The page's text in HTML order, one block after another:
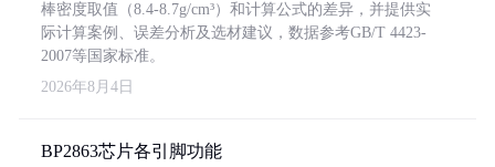
棒密度取值（8.4-8.7g/cm³）和计算公式的差异，并提供实
际计算案例、误差分析及选材建议，数据参考GB/T 4423-
2007等国家标准。
2026年8月4日
BP2863芯片各引脚功能